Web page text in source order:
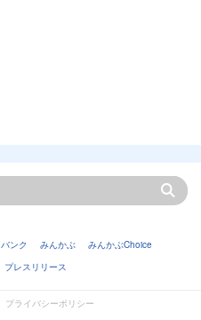
バンク みんかぶ
みんかぶChoice
プレスリリース
プライバシーポリシー